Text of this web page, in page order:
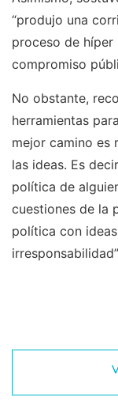
“produjo una
proceso de híper
compromiso
No obstante,
herramientas
mejor camino es
las ideas. Es
política de
cuestiones de la
política con